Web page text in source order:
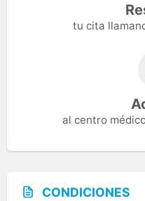
tu cita
al centro
CONDICIONES